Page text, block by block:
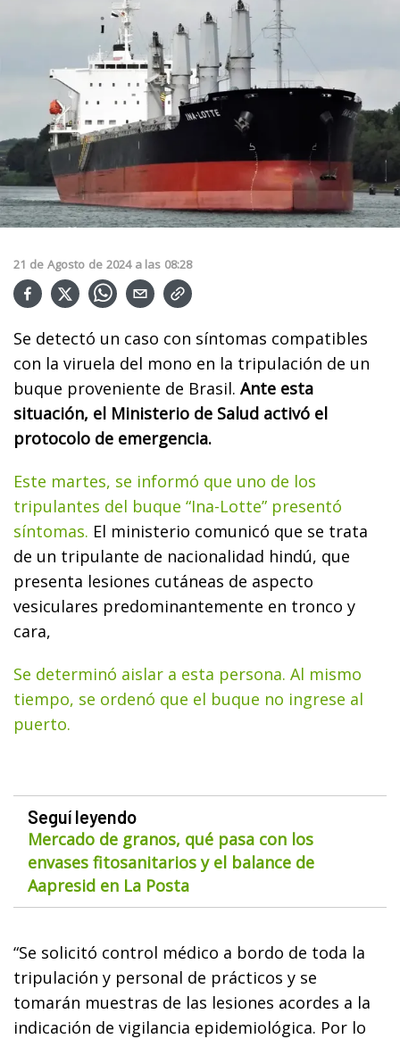
21 de Agosto de 2024 a las 08:28
Se detectó un caso con síntomas compatibles
con la viruela del mono en la tripulación de un
buque proveniente de Brasil. Ante esta
situación, el Ministerio de Salud activó el
protocolo de emergencia.
Este martes, se informó que uno de los
tripulantes del buque “Ina-Lotte” presentó
síntomas. El ministerio comunicó que se trata
de un tripulante de nacionalidad hindú, que
presenta lesiones cutáneas de aspecto
vesiculares predominantemente en tronco y
cara,
Se determinó aislar a esta persona. Al mismo
tiempo, se ordenó que el buque no ingrese al
puerto.
Seguí leyendo
Mercado de granos, qué pasa con los
envases fitosanitarios y el balance de
Aapresid en La Posta
“Se solicitó control médico a bordo de toda la
tripulación y personal de prácticos y se
tomarán muestras de las lesiones acordes a la
indicación de vigilancia epidemiológica. Por lo